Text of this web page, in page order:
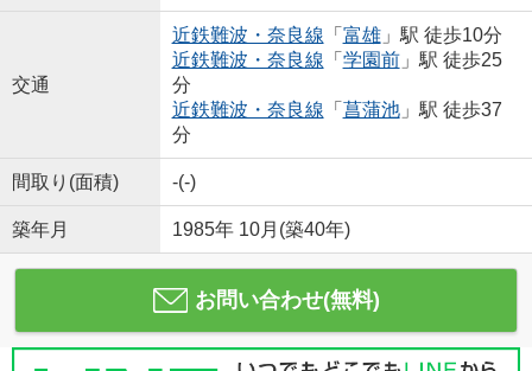
交通
近鉄難波・奈良線 「 富雄」駅 徒歩10分
近鉄難波・奈良線 「 学園前」駅 徒歩25
分
近鉄難波・奈良線 「 菖蒲池」駅 徒歩37
分
間取り(面積) -(-)
築年月 1985年 10月(築40年)
お問い合わせ(無料)